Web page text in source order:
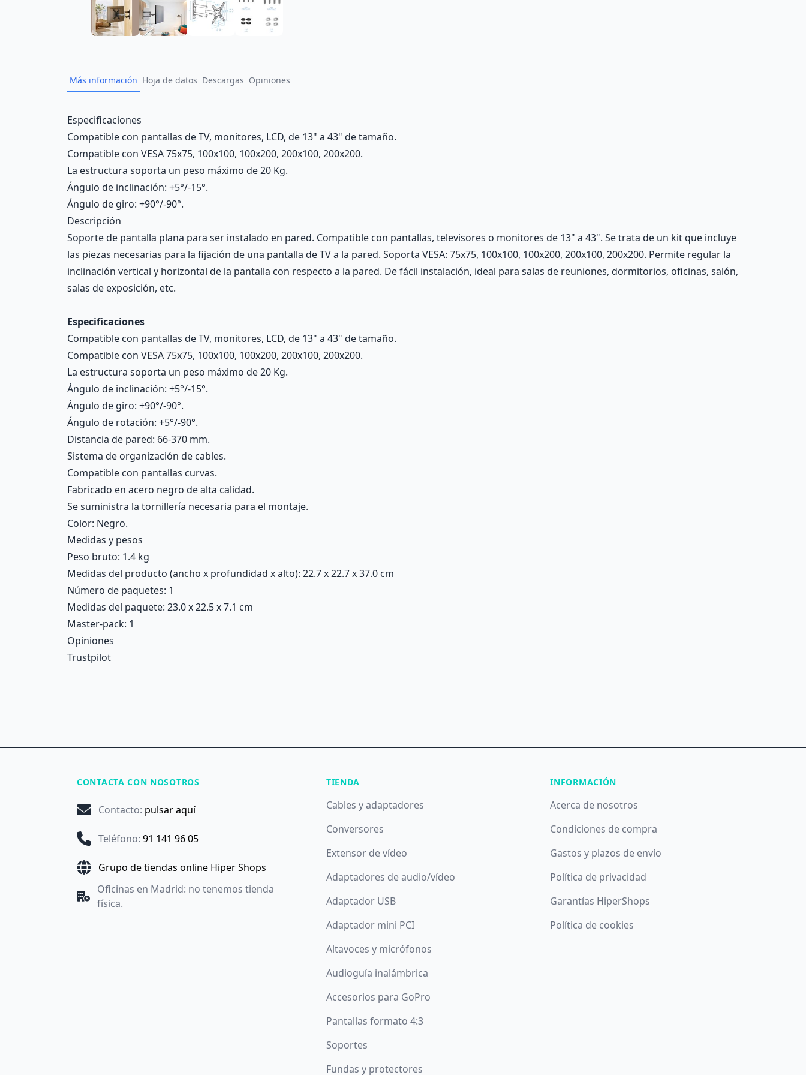
Más información Hoja de datos Descargas Opiniones
Description
Especificaciones
Compatible con pantallas de TV, monitores, LCD, de 13" a 43" de tamaño.
Compatible con VESA 75x75, 100x100, 100x200, 200x100, 200x200.
La estructura soporta un peso máximo de 20 Kg.
Ángulo de inclinación: +5°/-15°.
Ángulo de giro: +90°/-90°.
Descripción
Soporte de pantalla plana para ser instalado en pared. Compatible con pantallas, televisores o monitores de 13" a 43". Se trata de un kit que incluye
las piezas necesarias para la fijación de una pantalla de TV a la pared. Soporta VESA: 75x75, 100x100, 100x200, 200x100, 200x200. Permite regular la
inclinación vertical y horizontal de la pantalla con respecto a la pared. De fácil instalación, ideal para salas de reuniones, dormitorios, oficinas, salón,
salas de exposición, etc.
Especificaciones
Compatible con pantallas de TV, monitores, LCD, de 13" a 43" de tamaño.
Compatible con VESA 75x75, 100x100, 100x200, 200x100, 200x200.
La estructura soporta un peso máximo de 20 Kg.
Ángulo de inclinación: +5°/-15°.
Ángulo de giro: +90°/-90°.
Ángulo de rotación: +5°/-90°.
Distancia de pared: 66-370 mm.
Sistema de organización de cables.
Compatible con pantallas curvas.
Fabricado en acero negro de alta calidad.
Se suministra la tornillería necesaria para el montaje.
Color: Negro.
Medidas y pesos
Peso bruto: 1.4 kg
Medidas del producto (ancho x profundidad x alto): 22.7 x 22.7 x 37.0 cm
Número de paquetes: 1
Medidas del paquete: 23.0 x 22.5 x 7.1 cm
Master-pack: 1
Opiniones
Trustpilot
CONTACTA CON NOSOTROS
Contacto: pulsar aquí
Teléfono: 91 141 96 05
Grupo de tiendas online Hiper Shops
Oficinas en Madrid: no tenemos tienda
física.
TIENDA
Cables y adaptadores
Conversores
Extensor de vídeo
Adaptadores de audio/vídeo
Adaptador USB
Adaptador mini PCI
Altavoces y micrófonos
Audioguía inalámbrica
Accesorios para GoPro
Pantallas formato 4:3
Soportes
Fundas y protectores
INFORMACIÓN
Acerca de nosotros
Condiciones de compra
Gastos y plazos de envío
Política de privacidad
Garantías HiperShops
Política de cookies